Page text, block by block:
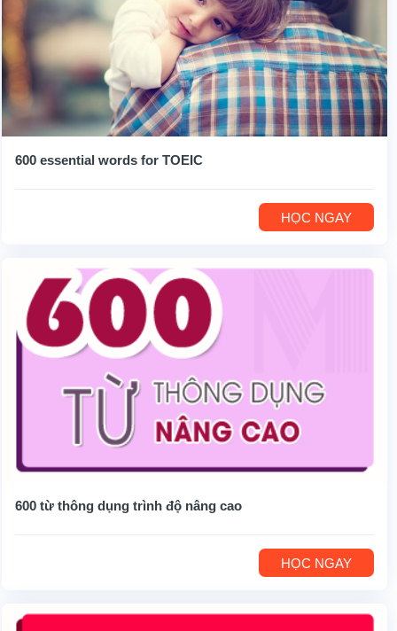
600 essential words for TOEIC
HỌC NGAY
600 từ thông dụng trình độ nâng cao
HỌC NGAY